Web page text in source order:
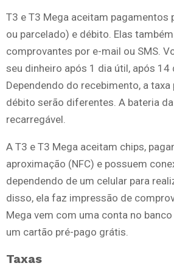
T3 e T3 Mega aceitam pagamentos
ou parcelado) e débito. Elas
comprovantes por e-mail ou SMS.
seu dinheiro após 1 dia útil, após 14
Dependendo do recebimento, a
débito serão diferentes. A bateria
recarregável.
A T3 e T3 Mega aceitam chips,
aproximação (NFC) e possuem
dependendo de um celular para
disso, ela faz impressão de
Mega vem com uma conta no
um cartão pré-pago grátis.
Taxas